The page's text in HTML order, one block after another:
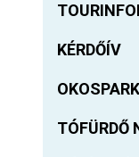
KÉRDŐÍV
TÓFÜRDŐ